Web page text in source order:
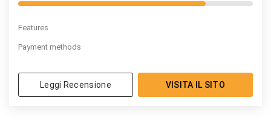
Features
Payment methods
Leggi Recensione VISITA IL SITO